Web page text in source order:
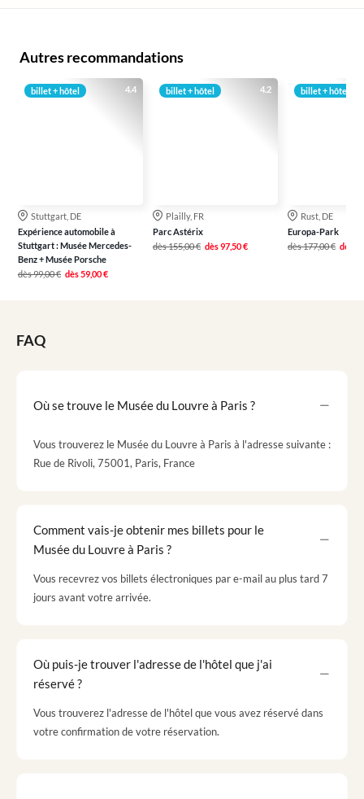
Autres recommandations
4.4
billet + hôtel
Stuttgart, DE
Expérience automobile à
Stuttgart : Musée Mercedes-
Benz + Musée Porsche
dès99,00 € dès59,00 €
4.2
billet + hôtel
Plailly, FR
Parc Astérix
dès155,00 € dès97,50 €
billet + hôtel
Rust, DE
Europa-Park
dès177,00 € dès
FAQ
Où se trouve le Musée du Louvre à Paris ?
Vous trouverez le Musée du Louvre à Paris à l'adresse suivante :
Rue de Rivoli, 75001, Paris, France
Comment vais-je obtenir mes billets pour le
Musée du Louvre à Paris ?
Vous recevrez vos billets électroniques par e-mail au plus tard 7
jours avant votre arrivée.
Où puis-je trouver l'adresse de l'hôtel que j'ai
réservé ?
Vous trouverez l'adresse de l'hôtel que vous avez réservé dans
votre confirmation de votre réservation.